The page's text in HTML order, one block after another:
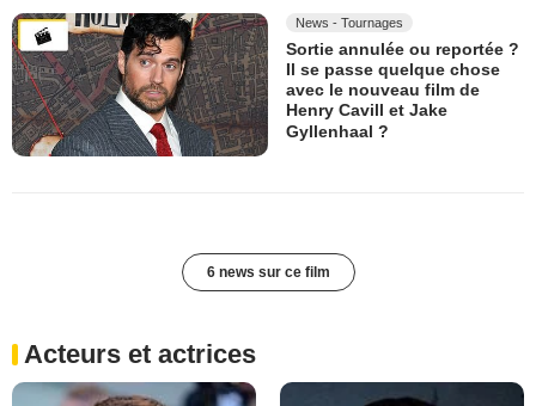
News - Tournages
Sortie annulée ou reportée ?
Il se passe quelque chose
avec le nouveau film de
Henry Cavill et Jake
Gyllenhaal ?
6 news sur ce film
Acteurs et actrices